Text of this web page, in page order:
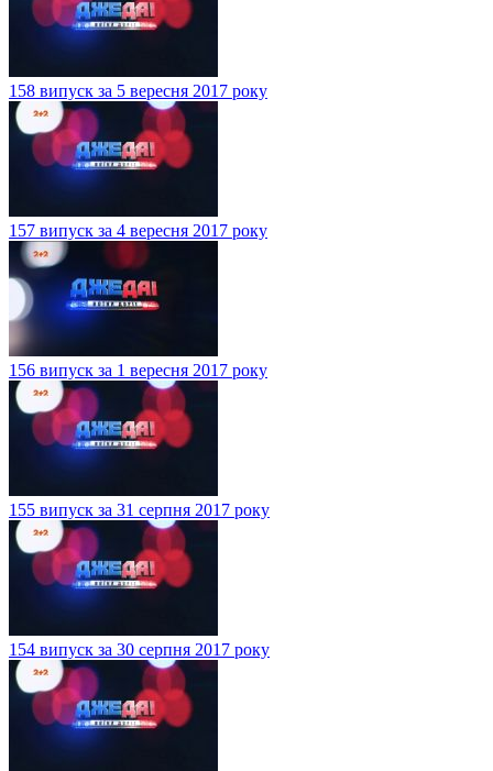
158 випуск за 5 вересня 2017 року
157 випуск за 4 вересня 2017 року
156 випуск за 1 вересня 2017 року
155 випуск за 31 серпня 2017 року
154 випуск за 30 серпня 2017 року